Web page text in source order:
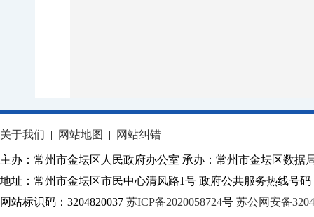
关于我们 | 网站地图 | 网站纠错
主办：常州市金坛区人民政府办公室 承办：常州市金坛区数据
地址：常州市金坛区市民中心清风路1号 政府公共服务热线号码
网站标识码：3204820037 苏ICP备2020058724号 苏公网安备